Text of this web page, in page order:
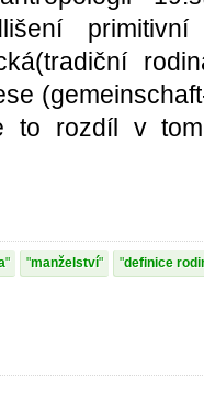
to rozdíl v
manželství definice